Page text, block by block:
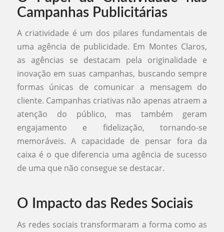
Campanhas Publicitárias
A criatividade é um dos pilares fundamentais de
uma agência de publicidade. Em Montes Claros,
as agências se destacam pela originalidade e
inovação em suas campanhas, buscando sempre
formas únicas de comunicar a mensagem do
cliente. Campanhas criativas não apenas atraem a
atenção do público, mas também geram
engajamento e fidelização, tornando-se
memoráveis. A capacidade de pensar fora da
caixa é o que diferencia uma agência de sucesso
de uma que não consegue se destacar.
O Impacto das Redes Sociais
As redes sociais transformaram a forma como as